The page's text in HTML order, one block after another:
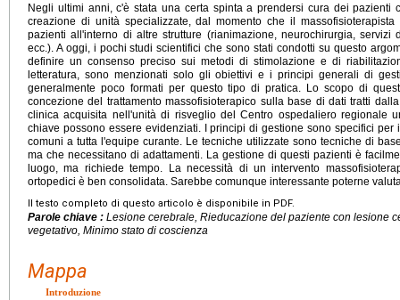
Negli ultimi anni, c'è stata una certa spinta a prendersi cura dei pazienti
creazione di unità specializzate, dal momento che il
pazienti all'interno di altre strutture (rianimazione, neurochirurgia,
ecc.). A oggi, i pochi studi scientifici che sono stati condotti su questo
definire un consenso preciso sui metodi di stimolazione e di
letteratura, sono menzionati solo gli obiettivi e i principi generali di
generalmente poco formati per questo tipo di pratica. Lo scopo di
concezione del trattamento massofisioterapico sulla base di dati tratti
clinica acquisita nell'unità di risveglio del Centro ospedaliero regionale
chiave possono essere evidenziati. I principi di gestione sono specifici
comuni a tutta l'equipe curante. Le tecniche utilizzate sono tecniche di
ma che necessitano di adattamenti. La gestione di questi pazienti è
luogo, ma richiede tempo. La necessità di un intervento
ortopedici è ben consolidata. Sarebbe comunque interessante poterne
Il testo completo di questo articolo è disponibile in PDF.
Parole chiave : Lesione cerebrale, Rieducazione del paziente con lesione
vegetativo, Minimo stato di coscienza
Mappa
Introduzione